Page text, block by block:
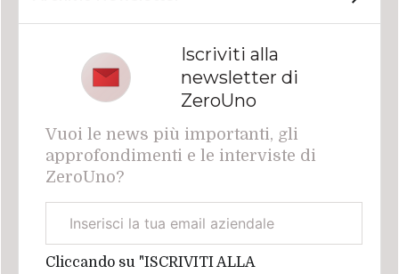
Iscriviti alla
newsletter di
ZeroUno
Vuoi le news più importanti, gli
approfondimenti e le interviste di
ZeroUno?
aziendale
Cliccando su "ISCRIVITI ALLA